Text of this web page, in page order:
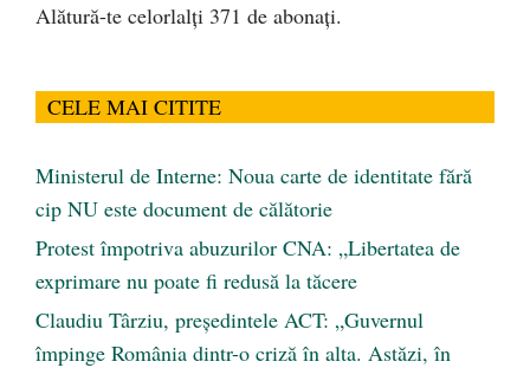
Alătură-te celorlalți 371 de abonați.
CELE MAI CITITE
Ministerul de Interne: Noua carte de identitate fără
cip NU este document de călătorie
Protest împotriva abuzurilor CNA: „Libertatea de
exprimare nu poate fi redusă la tăcere
Claudiu Târziu, președintele ACT: „Guvernul
împinge România dintr-o criză în alta. Astăzi, în